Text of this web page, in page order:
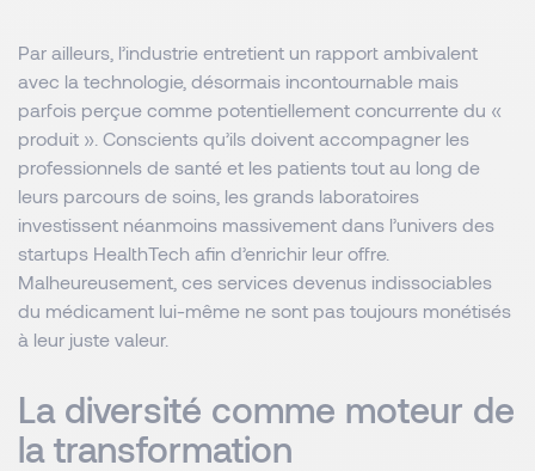
Par ailleurs, l’industrie entretient un rapport ambivalent
avec la technologie, désormais incontournable mais
parfois perçue comme potentiellement concurrente du «
produit ». Conscients qu’ils doivent accompagner les
professionnels de santé et les patients tout au long de
leurs parcours de soins, les grands laboratoires
investissent néanmoins massivement dans l’univers des
startups HealthTech afin d’enrichir leur offre.
Malheureusement, ces services devenus indissociables
du médicament lui-même ne sont pas toujours monétisés
à leur juste valeur.
La diversité comme moteur de
la transformation